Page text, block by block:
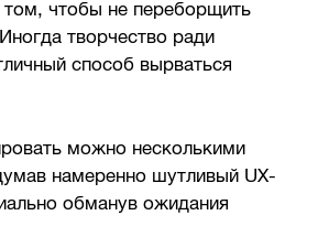
том, чтобы не переборщить
творчество ради
способ вырваться
можно несколькими
намеренно шутливый UX-
обманув ожидания